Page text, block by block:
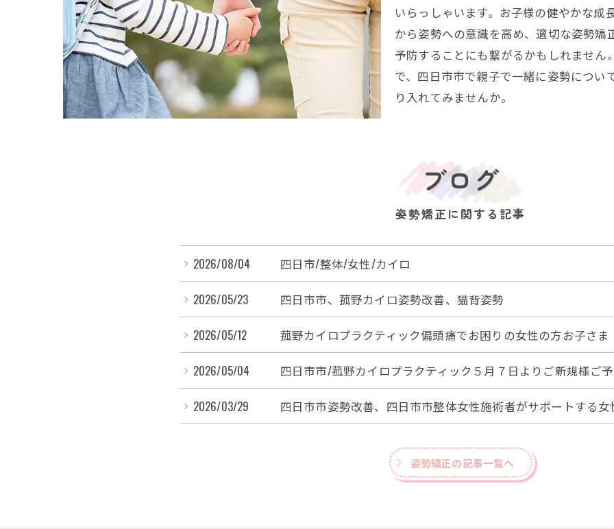
いらっしゃいます。お子様の健やかな成
から姿勢への意識を高め、適切な姿勢
予防することにも繋がるかもしれませ
で、四日市市で親子で一緒に姿勢につ
り入れてみませんか。
ブログ
姿勢矯正に関する記事
2026/08/04 四日市/整体/女性/カイロ
2026/05/23 四日市市、菰野カイロ姿勢改善、猫背姿勢
2026/05/12 菰野カイロプラクティック偏頭痛でお困りの女性の方お子さま
2026/05/04 四日市市/菰野カイロプラクティック５月７日よりご新規様ご
2026/03/29 四日市市姿勢改善、四日市市整体女性施術者がサポートする
姿勢矯正の記事一覧へ